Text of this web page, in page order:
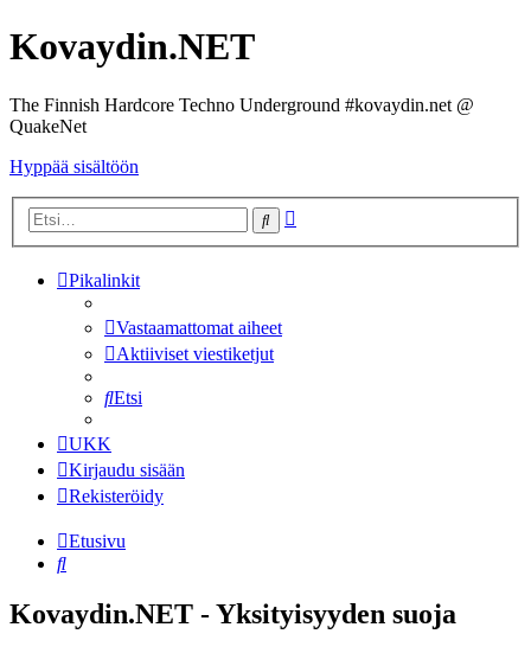
Kovaydin.NET
The Finnish Hardcore Techno Underground #kovaydin.net @
QuakeNet
Hyppää sisältöön
Etsi
Pikalinkit
Vastaamattomat aiheet
Aktiiviset viestiketjut
Etsi
UKK
Kirjaudu sisään
Rekisteröidy
Etusivu
Etsi
Kovaydin.NET - Yksityisyyden suoja